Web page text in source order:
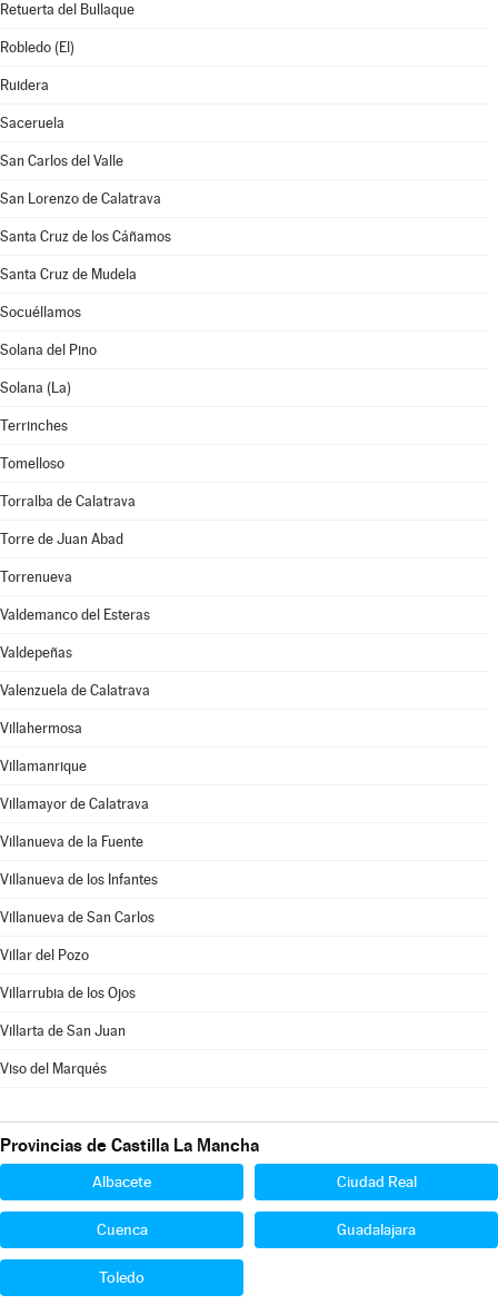
Retuerta del Bullaque
Robledo (El)
Ruidera
Saceruela
San Carlos del Valle
San Lorenzo de Calatrava
Santa Cruz de los Cáñamos
Santa Cruz de Mudela
Socuéllamos
Solana del Pino
Solana (La)
Terrinches
Tomelloso
Torralba de Calatrava
Torre de Juan Abad
Torrenueva
Valdemanco del Esteras
Valdepeñas
Valenzuela de Calatrava
Villahermosa
Villamanrique
Villamayor de Calatrava
Villanueva de la Fuente
Villanueva de los Infantes
Villanueva de San Carlos
Villar del Pozo
Villarrubia de los Ojos
Villarta de San Juan
Viso del Marqués
Provincias de Castilla La Mancha
Albacete Ciudad Real
Cuenca Guadalajara
Toledo